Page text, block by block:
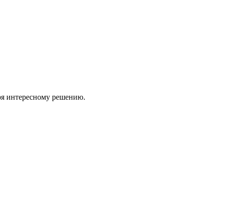
интересному решению.